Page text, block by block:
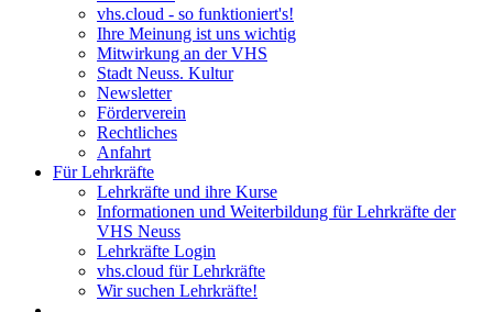
vhs.cloud - so funktioniert's!
Ihre Meinung ist uns wichtig
Mitwirkung an der VHS
Stadt Neuss. Kultur
Newsletter
Förderverein
Rechtliches
Anfahrt
Für Lehrkräfte
Lehrkräfte und ihre Kurse
Informationen und Weiterbildung für Lehrkräfte der
VHS Neuss
Lehrkräfte Login
vhs.cloud für Lehrkräfte
Wir suchen Lehrkräfte!